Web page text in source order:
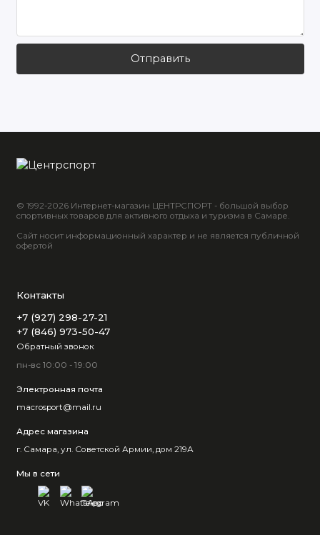
Отправить
© 1992-2026 Интернет-магазин ЦЕНТРСПОРТ - большой выбор
спортивных товаров для активного отдыха и туризма в Самаре.
Сайт носит информационный характер и не является публичной
офертой
Контакты
+7 (927) 298-27-21
+7 (846) 973-50-47
Обратный звонок
пн-вс 10:00 - 19:00
Электронная почта
macrosport@mail.ru
Адрес магазина
г. Самара, ул. Советской Армии, дом 219А
Мы в сети